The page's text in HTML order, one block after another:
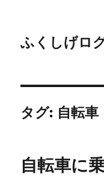
ふくしげロ
タグ: 自転車
自転車に